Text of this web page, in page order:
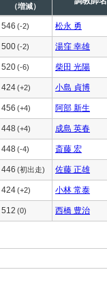
（増減）
546 (-2) 松永 勇
500(-2) 湯窪 幸雄
520(-6) 柴田 光陽
424(+2) 小島 貞博
456 (+4) 阿部 新生
448 (+4) 成島 英春
448(-4) 斎藤 宏
446 (初出走) 佐藤 正雄
424(+2) 小林 常泰
512 (0) 西橋 豊治